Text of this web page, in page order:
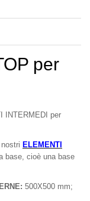
per
INTERMEDI per
ELEMENTI
base, cioè una base
500X500 mm;